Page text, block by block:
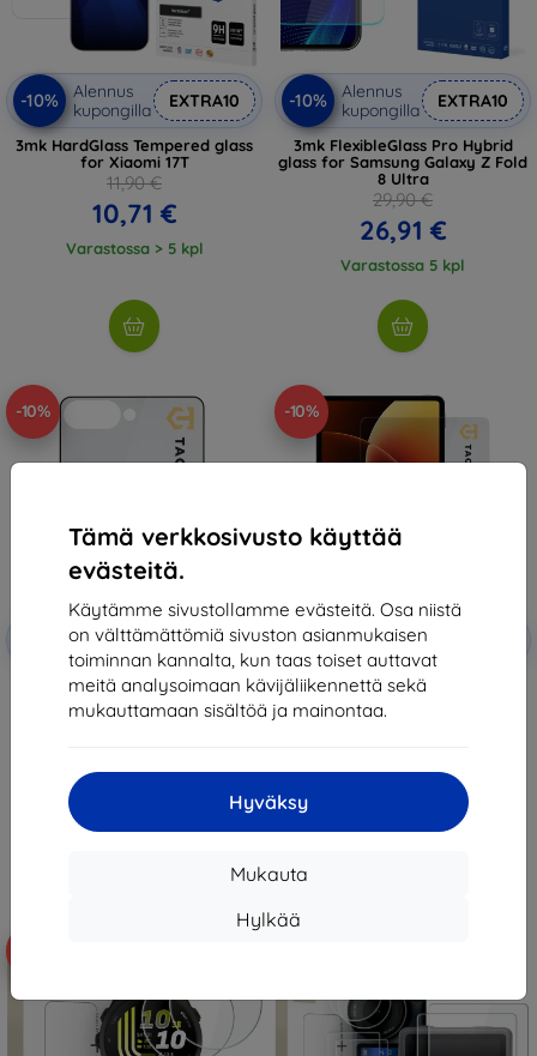
Tämä verkkosivusto käyttää
evästeitä.
Käytämme sivustollamme evästeitä. Osa niistä
on välttämättömiä sivuston asianmukaisen
toiminnan kannalta, kun taas toiset auttavat
meitä analysoimaan kävijäliikennettä sekä
mukauttamaan sisältöä ja mainontaa.
Hyväksy
Mukauta
Hylkää
-10%
Alennus
kupongilla
EXTRA10
3mk HardGlass Tempered glass
for Xiaomi 17T
11,90 €
10,71 €
Varastossa > 5 kpl
-10%
Alennus
kupongilla
EXTRA10
3mk FlexibleGlass Pro Hybrid
glass for Samsung Galaxy Z Fold
8 Ultra
29,90 €
26,91 €
Varastossa 5 kpl
-10%
Alennus
kupongilla
EXTRA10
Tactical Glass Shield 5D for
Samsung Galaxy Z Flip 8 Black
(Outer) (57983130475)
11,61 €
Varastossa > 5 kpl
-10%
-10%
Alennus
kupongilla
Tactical Glass Shield for Xiaomi
Pad 7/8/8 Pro Clear
(57983130431)
14,31 €
Varastossa > 5 kpl